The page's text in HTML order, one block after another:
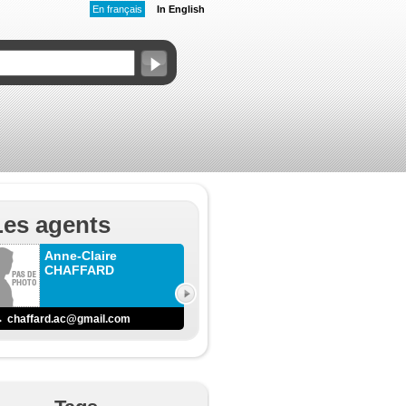
En français In English
agents
Anne-Claire
CHAFFARD
chaffard.ac@gmail.com